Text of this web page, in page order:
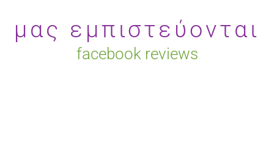
μας εμπιστεύονται
facebook reviews